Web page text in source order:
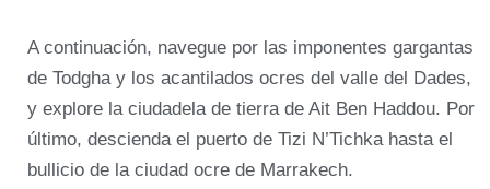
A continuación, navegue por las imponentes gargantas
de Todgha y los acantilados ocres del valle del Dades,
y explore la ciudadela de tierra de Ait Ben Haddou. Por
último, descienda el puerto de Tizi N’Tichka hasta el
bullicio de la ciudad ocre de Marrakech.